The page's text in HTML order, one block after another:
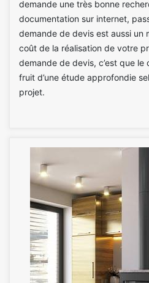
demande une très bonne
documentation sur internet,
demande de devis est aussi un
coût de la réalisation de votre
demande de devis, c’est que
fruit d’une étude approfondie
projet.